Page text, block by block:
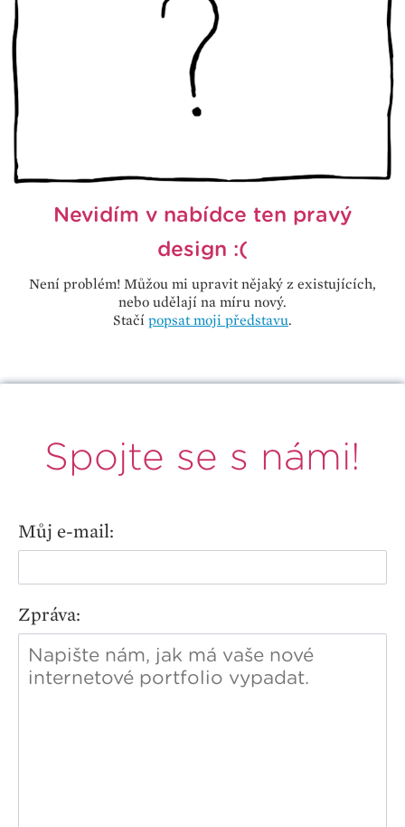
Nevidím v nabídce ten pravý
design :(
Není problém! Můžou mi upravit nějaký z existujících,
nebo udělají na míru nový.
Stačí popsat moji představu.
Spojte se s námi!
Můj e-mail:
Zpráva: